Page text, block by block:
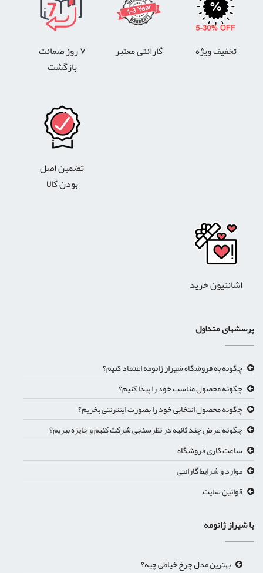
تخفیف ویژه گارانتی معتبر
۷ روز ضمانت
بازگشت
تضمین اصل
بودن کالا
اشانتیون خرید
متداول
چگونه به فروشگاه شیراز ژانومه اعتماد کنیم؟
چگونه محصول مناسب خود را پیدا کنیم؟
چگونه محصول انتخابی خود را بصورت اینترنتی بخریم؟
چگونه عرض چند ثانیه در نظرسنجی شرکت کنیم و جایزه ببریم؟
ساعت کاری فروشگاه
موارد و شرایط گارانتی
قوانین سایت
شیراز ژانومه
بهترین مدل چرخ خیاطی چیه؟